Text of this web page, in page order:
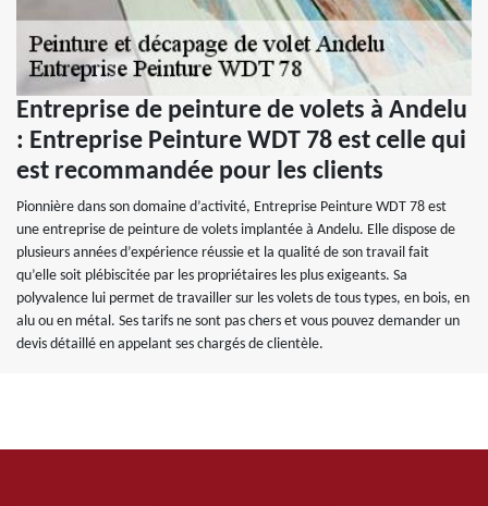
Entreprise de peinture de volets à Andelu
: Entreprise Peinture WDT 78 est celle qui
est recommandée pour les clients
Pionnière dans son domaine d’activité, Entreprise Peinture WDT 78 est
une entreprise de peinture de volets implantée à Andelu. Elle dispose de
plusieurs années d’expérience réussie et la qualité de son travail fait
qu’elle soit plébiscitée par les propriétaires les plus exigeants. Sa
polyvalence lui permet de travailler sur les volets de tous types, en bois, en
alu ou en métal. Ses tarifs ne sont pas chers et vous pouvez demander un
devis détaillé en appelant ses chargés de clientèle.